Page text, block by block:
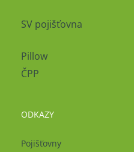
SV pojišťovna
Pillow
ČPP
ODKAZY
Pojišťovny